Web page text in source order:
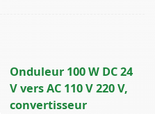
Onduleur 100 W DC 24
V vers AC 110 V 220 V,
convertisseur